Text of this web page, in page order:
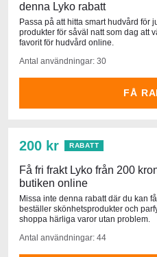
denna Lyko rabatt
Passa på att hitta smart hudvård för
produkter för såväl natt som dag att
favorit för hudvård online.
Antal användningar: 30
FÅ
200 kr RABATT
Få fri frakt Lyko från 200
butiken online
Missa inte denna rabatt där du kan
beställer skönhetsprodukter och
shoppa härliga varor utan problem.
Antal användningar: 44